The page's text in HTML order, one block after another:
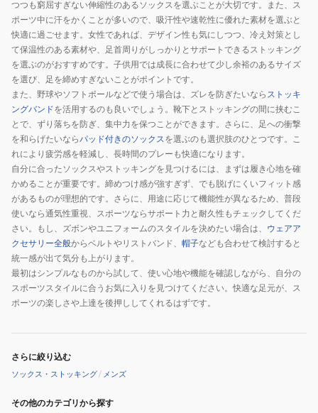
つつも窮屈すぎない伸縮性のあるソックスを選ぶことが大切です。また、ス
ポーツ中に汗をかくことが多いので、吸汗性や速乾性に優れた素材を選ぶと
快適に過ごせます。女性であれば、デザイン性も気にしつつ、冷え対策とし
て保温性のある素材や、足首周りがしっかりとサポートできるストッキング
を選ぶのがおすすめです。子供用では成長に合わせて少し余裕のあるサイズ
を選び、足を締めすぎないことがポイントです。
また、野球やソフトボールなどで使う場合は、ズレを防ぎたいなら ストッキ
ングバンドを活用するのも良いでしょう。靴下とストッキングの間に挟むこ
とで、ずり落ちを防ぎ、集中力を保つことができます。さらに、足への衝撃
を和らげたいならパッド付きのソックスを選ぶのも選択肢のひとつです。こ
れにより疲労感を軽減し、長時間のプレーも快適になります。
自分に合ったソックスやストッキングを見つけるには、まずは履き心地を確
かめることが重要です。締めつけ感が強すぎず、でも脱げにくいフィット感
があるものが理想的です。さらに、用途に応じて機能性が異なるため、普段
使いなら通気性重視、スポーツならサポート力と耐久性もチェックしてくだ
さい。もし、ズボンやユニフォームのスタイルを決めたい場合は、 ウェアア
クセサリー全般からベルトやリストバンド、 帽子なども合わせて検討すると
統一感が出て気分も上がります。
最初はシンプルなものから試して、使い心地や機能を確認しながら、自分の
スポーツスタイルに合うお気に入りを見つけてください。快適な足元が、ス
ポーツの楽しさや上達を後押ししてくれるはずです。
さらに絞り込む
ソックス・ストッキング/ メンズ
その他のカテゴリから探す